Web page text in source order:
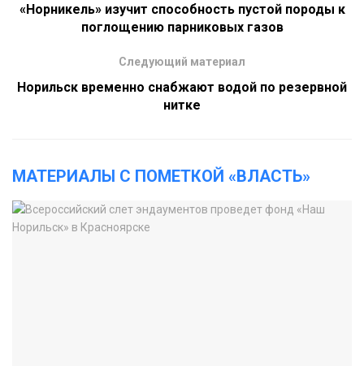
«Норникель» изучит способность пустой породы к
поглощению парниковых газов
Следующий материал
Норильск временно снабжают водой по резервной
нитке
МАТЕРИАЛЫ С ПОМЕТКОЙ «ВЛАСТЬ»